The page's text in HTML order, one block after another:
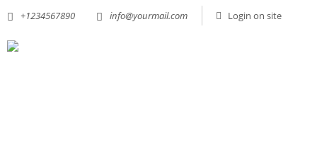
+1234567890 info@yourmail.com Login on site